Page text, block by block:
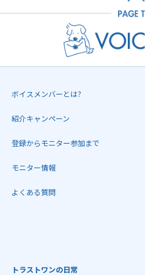
ボイスメンバーとは?
紹介キャンペーン
登録からモニター参加まで
モニター情報
よくある質問
トラストワンの日常